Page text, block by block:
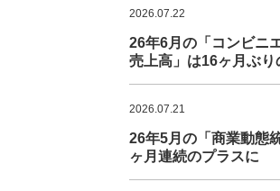
2026.07.22
26年6月の「コンビニ
売上高」は16ヶ月ぶり
2026.07.21
26年5月の「商業動態
ヶ月連続のプラスに